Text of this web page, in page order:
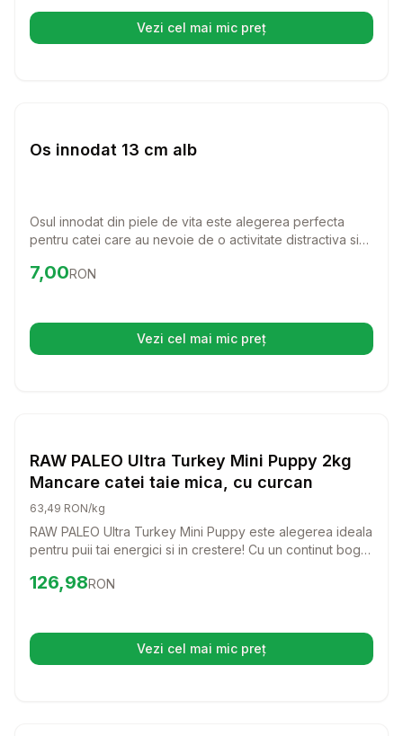
Vezi cel mai mic preț(se deschide într-o filă nouă)
Os innodat 13 cm alb
Osul innodat din piele de vita este alegerea perfecta
pentru catei care au nevoie de o activitate distractiva si
si curata dantura cainelui tau, oferindu-i in acelasi timp o
Preț:7.00
7,00RON
Vezi cel mai mic preț(se deschide într-o filă nouă)
RAW PALEO Ultra Turkey Mini Puppy 2kg
Mancare catei taie mica, cu curcan
63,49 RON/kg
RAW PALEO Ultra Turkey Mini Puppy este alegerea ideala
pentru puii tai energici si in crestere! Cu un continut bogat
necesari pentru o dezvoltare sanatoasa si un sistem
Preț: 126.98
126,98RON
Vezi cel mai mic preț(se deschide într-o filă nouă)